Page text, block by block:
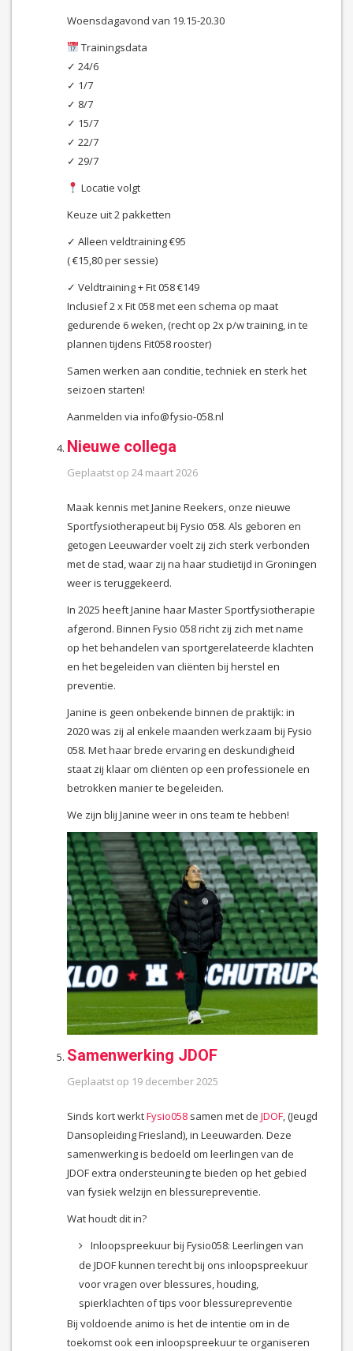
Woensdagavond van 19.15-20.30
Trainingsdata
✓ 24/6
✓ 1/7
✓ 8/7
✓ 15/7
✓ 22/7
✓ 29/7
Locatie volgt
Keuze uit 2 pakketten
✓ Alleen veldtraining €95
( €15,80 per sessie)
✓ Veldtraining + Fit 058 €149
Inclusief 2 x Fit 058 met een schema op maat
gedurende 6 weken, (recht op 2x p/w training, in te
plannen tijdens Fit058 rooster)
Samen werken aan conditie, techniek en sterk het
seizoen starten!
Aanmelden via info@fysio-058.nl
Nieuwe collega
Geplaatst op 24 maart 2026
Maak kennis met Janine Reekers, onze nieuwe
Sportfysiotherapeut bij Fysio 058. Als geboren en
getogen Leeuwarder voelt zij zich sterk verbonden
met de stad, waar zij na haar studietijd in Groningen
weer is teruggekeerd.
In 2025 heeft Janine haar Master Sportfysiotherapie
afgerond. Binnen Fysio 058 richt zij zich met name
op het behandelen van sportgerelateerde klachten
en het begeleiden van cliënten bij herstel en
preventie.
Janine is geen onbekende binnen de praktijk: in
2020 was zij al enkele maanden werkzaam bij Fysio
058. Met haar brede ervaring en deskundigheid
staat zij klaar om cliënten op een professionele en
betrokken manier te begeleiden.
We zijn blij Janine weer in ons team te hebben!
Samenwerking JDOF
Geplaatst op 19 december 2025
Sinds kort werktFysio058 samen met de JDOF, (Jeugd
Dansopleiding Friesland), in Leeuwarden. Deze
samenwerking is bedoeld om leerlingen van de
JDOF extra ondersteuning te bieden op het gebied
van fysiek welzijn en blessurepreventie.
Wat houdt dit in?
Inloopspreekuur bij Fysio058: Leerlingen van
de JDOF kunnen terecht bij ons inloopspreekuur
voor vragen over blessures, houding,
spierklachten of tips voor blessurepreventie
Bij voldoende animo is het de intentie om in de
toekomst ook een inloopspreekuur te organiseren